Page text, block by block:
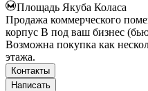
Площадь Якуба Коласа
Продажа коммерческого
корпус B под ваш бизнес
Возможна покупка как
этажа.
Контакты
Написать